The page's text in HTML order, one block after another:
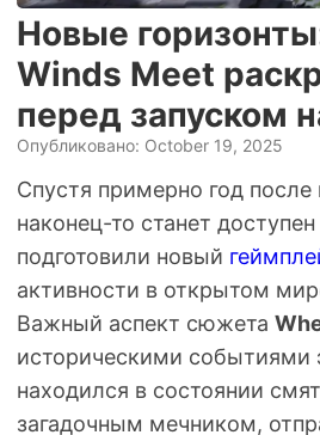
Новые
Winds Meet
перед запуском
Опубликовано: October 19, 2025
Спустя примерно год
наконец-то станет
подготовили новый
активности в открытом
Важный аспект сюжета
историческими событиями
находился в состоянии
загадочным мечником,